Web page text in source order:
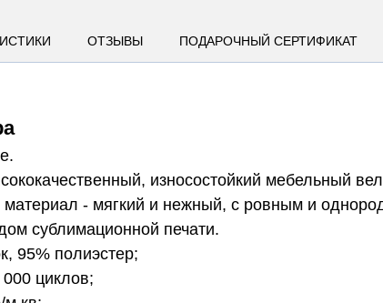
ОТЗЫВЫ ПОДАРОЧНЫЙ СЕРТИФИКАТ
износостойкий мебельный
материал - мягкий и нежный, с ровным и
сублимационной печати.
95% полиэстер;
циклов;